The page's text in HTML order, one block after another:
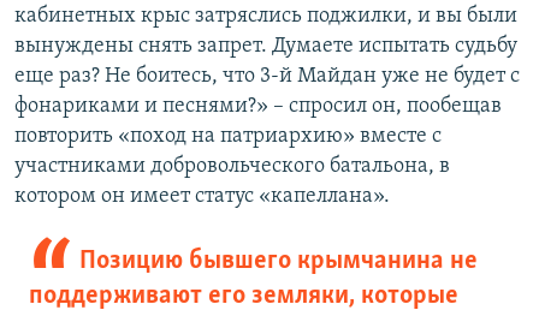
кабинетных крыс затряслись поджилки, и вы были
вынуждены снять запрет. Думаете испытать судьбу
еще раз? Не боитесь, что 3-й Майдан уже не будет с
фонариками и песнями?» – спросил он, пообещав
повторить «поход на патриархию» вместе с
участниками добровольческого батальона, в
котором он имеет статус «капеллана».
Позицию бывшего крымчанина не
поддерживают его земляки, которые